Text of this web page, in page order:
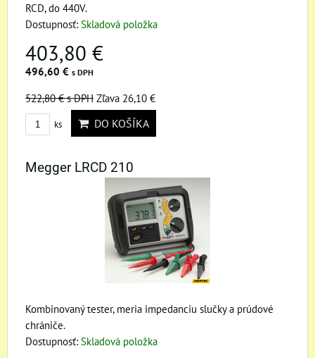
RCD, do 440V.
Dostupnosť: Skladová položka
403,80 €
496,60 € s DPH
522,80 €s DPH Zľava 26,10 €
ks DO KOŠÍKA
Megger LRCD 210
Kombinovaný tester, meria impedanciu slučky a prúdové
chrániče.
Dostupnosť: Skladová položka